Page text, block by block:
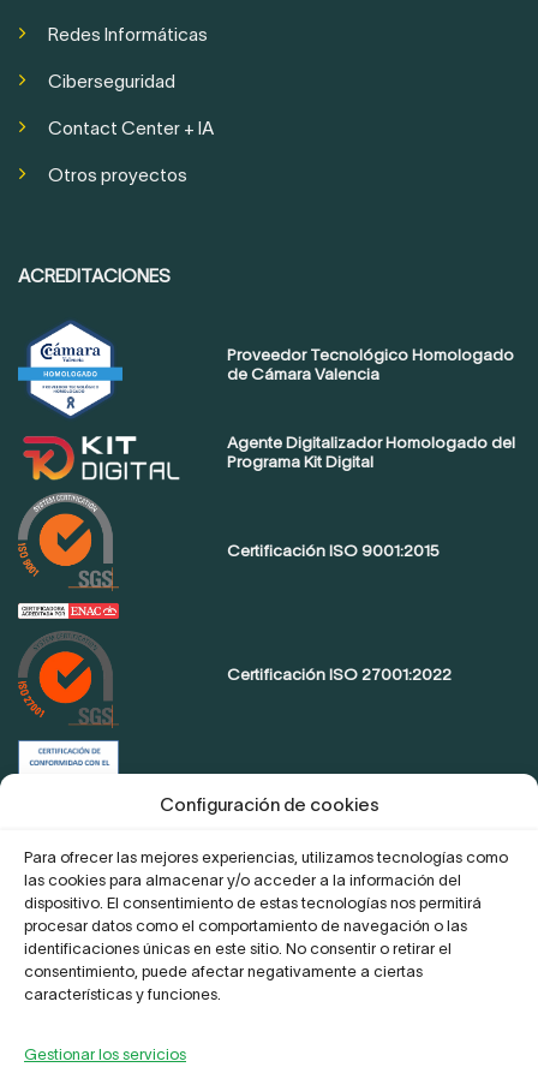
Configuración de cookies
Para ofrecer las mejores experiencias, utilizamos tecnologías como
las cookies para almacenar y/o acceder a la información del
dispositivo. El consentimiento de estas tecnologías nos permitirá
procesar datos como el comportamiento de navegación o las
identificaciones únicas en este sitio. No consentir o retirar el
consentimiento, puede afectar negativamente a ciertas
características y funciones.
Gestionar los servicios
Redes Informáticas
Ciberseguridad
Contact Center + IA
Otros proyectos
ACREDITACIONES
Proveedor Tecnológico Homologado
de Cámara Valencia
Agente Digitalizador Homologado del
Programa Kit Digital
Certificación ISO 9001:2015
Certificación ISO 27001:2022
ENS
Proyecto Digitaliza Teletrabajo